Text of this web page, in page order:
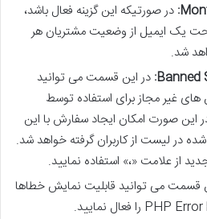
در صورتیکه این گزینه فعال باشد،
یک ایمیل از وضعیت مشتریان هر
شد.
Banned در این قسمت می توانید
غیر مجاز برای استفاده توسط
این صورت امکان ایجاد سفارش با این
در لیست از کاربران گرفته خواهد شد.
از علامت «،» استفاده نمایید.
قسمت می توانید قابلیت نمایش خطاها